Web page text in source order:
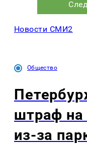
Новости СМИ2
Общество
штраф на
из-за